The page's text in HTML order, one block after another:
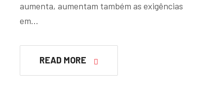
aumenta, aumentam também as exigências
em…
READ MORE